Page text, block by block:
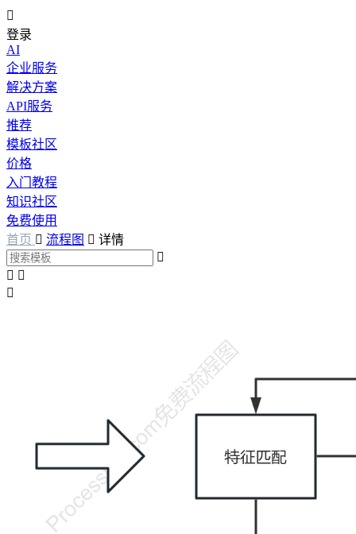

登录
AI
企业服务
解决方案
API服务
推荐
模板社区
价格
入门教程
知识社区
免费使用
首页  流程图  详情

 
